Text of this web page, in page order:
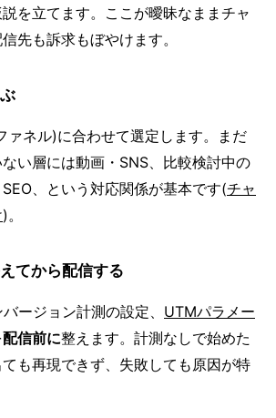
を立てます。ここが曖昧なままチャ
先も訴求もぼやけます。
ァネル)に合わせて選定します。まだ
い層には動画・SNS、比較検討中の
、という対応関係が基本です(チャ
)。
てから配信する
ージョン計測の設定、 UTMパラメー
配信前に整えます。計測なしで始めた
も再現できず、失敗しても原因が特